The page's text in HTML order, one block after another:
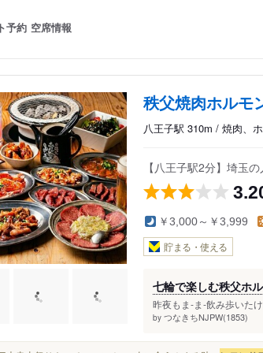
予約 空席情報
秩父焼肉ホルモ
八王子駅 310m / 焼肉、
【八王子駅2分】埼玉
￥3,000～￥3,999
貯まる・使える
七輪で楽しむ秩父ホ
昨夜もま-ま-飲み歩いた
by つなきちNJPW(1853)